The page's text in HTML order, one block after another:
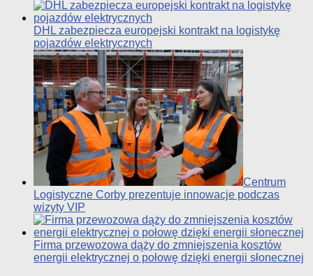
DHL zabezpiecza europejski kontrakt na logistykę
pojazdów elektrycznych
Centrum
Logistyczne Corby prezentuje innowacje podczas
wizyty VIP
Firma przewozowa dąży do zmniejszenia kosztów
energii elektrycznej o połowę dzięki energii słonecznej